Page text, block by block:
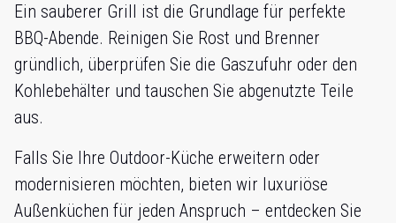
Ein sauberer Grill ist die Grundlage für perfekte
BBQ-Abende. Reinigen Sie Rost und Brenner
gründlich, überprüfen Sie die Gaszufuhr oder den
Kohlebehälter und tauschen Sie abgenutzte Teile
aus.
Falls Sie Ihre Outdoor-Küche erweitern oder
modernisieren möchten, bieten wir luxuriöse
Außenküchen für jeden Anspruch – entdecken Sie